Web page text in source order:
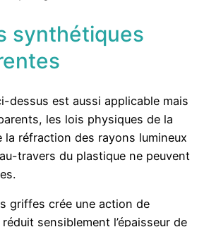
synthétiques
dessus est aussi applicable mais
les lois physiques de la
la réfraction des rayons lumineux
travers du plastique ne peuvent
griffes crée une action de
réduit sensiblement l’épaisseur de